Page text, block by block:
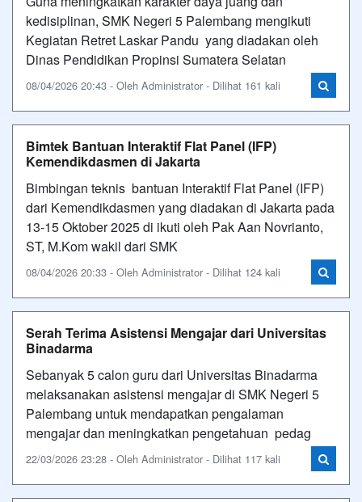
kedisiplinan, SMK Negeri 5 Palembang mengikuti
Kegiatan Retret Laskar Pandu yang diadakan oleh
Dinas Pendidikan Propinsi Sumatera Selatan
08/04/2026 20:43 - Oleh Administrator - Dilihat 161 kali
Bimtek Bantuan Interaktif Flat Panel (IFP)
Kemendikdasmen di Jakarta
Bimbingan teknis bantuan Interaktif Flat Panel (IFP)
dari Kemendikdasmen yang diadakan di Jakarta pada
13-15 Oktober 2025 di ikuti oleh Pak Aan Novrianto,
ST, M.Kom wakil dari SMK
08/04/2026 20:33 - Oleh Administrator - Dilihat 124 kali
Serah Terima Asistensi Mengajar dari Universitas
Binadarma
Sebanyak 5 calon guru dari Universitas Binadarma
melaksanakan asistensi mengajar di SMK Negeri 5
Palembang untuk mendapatkan pengalaman
mengajar dan meningkatkan pengetahuan pedag
22/03/2026 23:28 - Oleh Administrator - Dilihat 117 kali